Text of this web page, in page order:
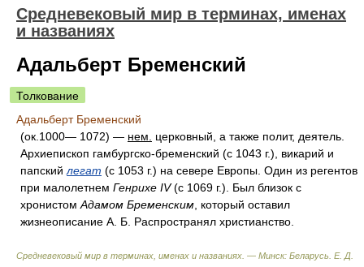
Средневековый мир в терминах, именах
и названиях
Адальберт Бременский
Толкование
Адальберт Бременский
(ок.1000— 1072) — нем.
церковный, а также полит, деятель.
Архиепископ гамбургско-бременский (с 1043 г.), викарий и
папский легат (с 1053 г.) на севере Европы. Один из регентов
при малолетнем Генрихе IV(с 1069 г.). Был близок с
хронистом Адамом Бременским , который оставил
жизнеописание А. Б. Распространял христианство.
Средневековый мир в терминах, именах и названиях. — Минск: Беларусь Е. Д.